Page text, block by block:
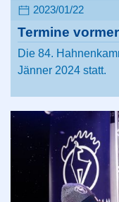
2023/01/22
Termine
Die 84.
Jänner 2024 statt.